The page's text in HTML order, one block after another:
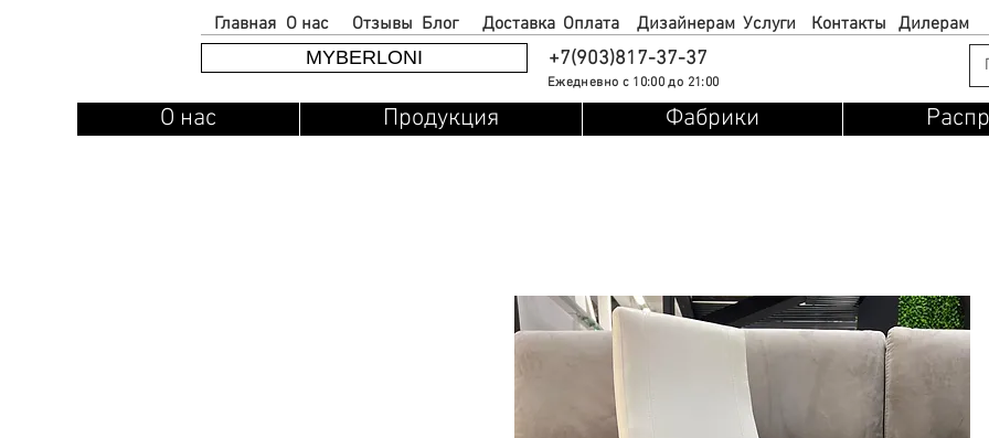
Главная Доставка
О нас Отзывы Блог Оплата Дилерам
Дизайнерам Услуги
Контакты
MYBERLONI
+7(903)817-37-37
Ежедневно с 10:00 до 21:00
О нас Продукция Фабрики